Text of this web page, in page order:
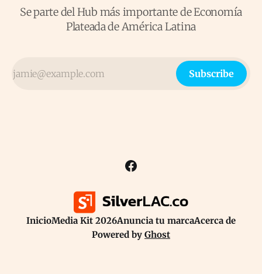
Se parte del Hub más importante de Economía
Plateada de América Latina
Subscribe
InicioMedia Kit 2026Anuncia tu marcaAcerca de
Powered by Ghost